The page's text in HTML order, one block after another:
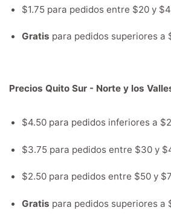
$1.75 para pedidos entre $20 y
Gratis para pedidos superiores a
Precios Quito Sur - Norte y los
$4.50 para pedidos inferiores a
$3.75 para pedidos entre $30 y
$2.50 para pedidos entre $50 y
Gratis para pedidos superiores a